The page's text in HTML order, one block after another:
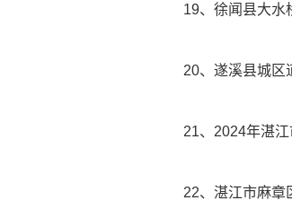
19、徐闻县大水
20、遂溪县城区
21、2024年湛江
22、湛江市麻章